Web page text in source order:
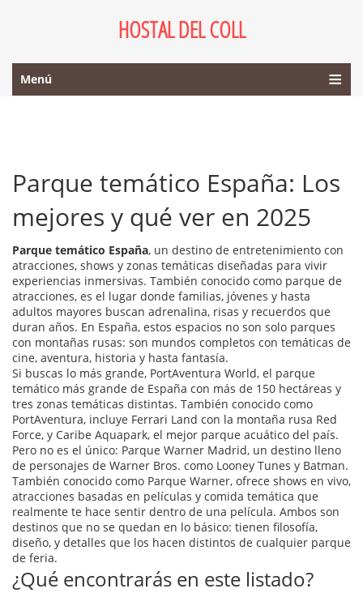
HOSTAL DEL COLL
Menú
Parque temático España: Los
mejores y qué ver en 2025
Parque temático España, un destino de entretenimiento con
atracciones, shows y zonas temáticas diseñadas para vivir
experiencias inmersivas. También conocido como parque de
atracciones, es el lugar donde familias, jóvenes y hasta
adultos mayores buscan adrenalina, risas y recuerdos que
duran años. En España, estos espacios no son solo parques
con montañas rusas: son mundos completos con temáticas de
cine, aventura, historia y hasta fantasía.
Si buscas lo más grande, PortAventura World, el parque
temático más grande de España con más de 150 hectáreas y
tres zonas temáticas distintas. También conocido como
PortAventura, incluye Ferrari Land con la montaña rusa Red
Force, y Caribe Aquapark, el mejor parque acuático del país.
Pero no es el único: Parque Warner Madrid, un destino lleno
de personajes de Warner Bros. como Looney Tunes y Batman.
También conocido como Parque Warner, ofrece shows en vivo,
atracciones basadas en películas y comida temática que
realmente te hace sentir dentro de una película. Ambos son
destinos que no se quedan en lo básico: tienen filosofía,
diseño, y detalles que los hacen distintos de cualquier parque
de feria.
¿Qué encontrarás en este listado?